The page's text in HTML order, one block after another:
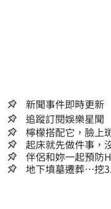
新聞事件即時更新
追蹤訂閱娛樂星
檸檬搭配它，臉上
起床就先做件事，
小！
伴侶和妳一起預防
地下墳墓遷葬…挖